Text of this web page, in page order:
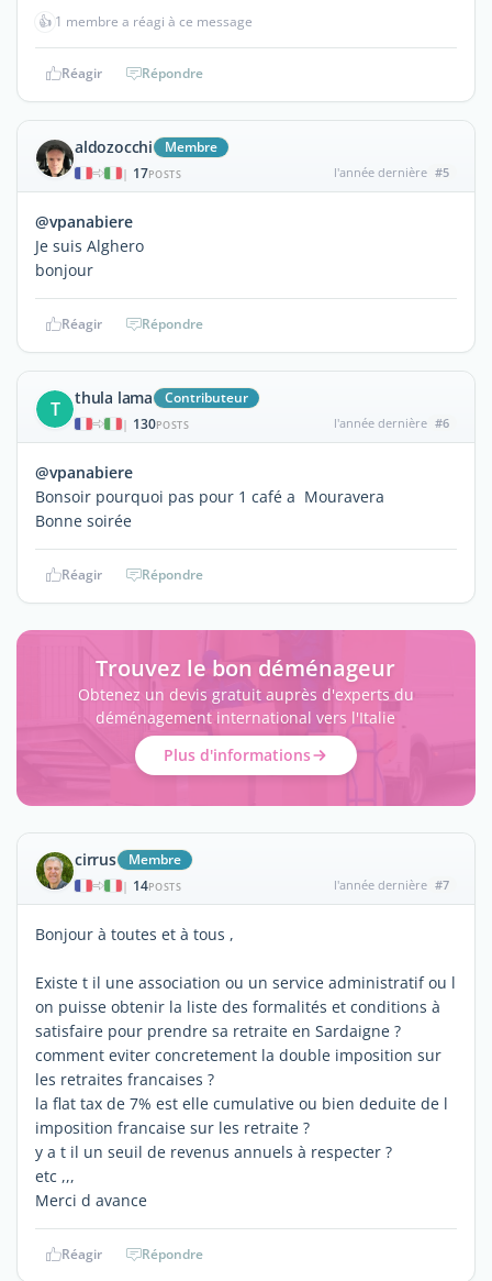
👍 1 membre a réagi à ce message
Réagir Répondre
aldozocchi Membre
| 17POSTS l'année dernière #5
@vpanabiere
Je suis Alghero
bonjour
Réagir Répondre
T thula lama Contributeur
| 130POSTS l'année dernière #6
@vpanabiere
Bonsoir pourquoi pas pour 1 café a Mouravera
Bonne soirée
Réagir Répondre
Trouvez le bon déménageur
Obtenez un devis gratuit auprès d'experts du
déménagement international vers l'Italie
Plus d'informations
cirrus Membre
| 14POSTS l'année dernière #7
Bonjour à toutes et à tous ,
Existe t il une association ou un service administratif ou l
on puisse obtenir la liste des formalités et conditions à
satisfaire pour prendre sa retraite en Sardaigne ?
comment eviter concretement la double imposition sur
les retraites francaises ?
la flat tax de 7% est elle cumulative ou bien deduite de l
imposition francaise sur les retraite ?
y a t il un seuil de revenus annuels à respecter ?
etc ,,,
Merci d avance
Réagir Répondre